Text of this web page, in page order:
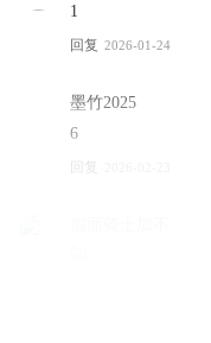
1
回复 2026-01-24
墨竹2025
6
回复